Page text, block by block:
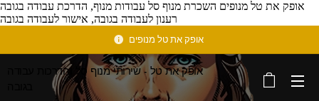
אופק את טל מנופים השכרת מנוף סל עבודות מנוף, הדרכת עבודה בגובה
רענון לעבודה בגובה, אישור לעבודה בגובה
אופק את טל - שירותי מנוף סל והדרכות עבודה